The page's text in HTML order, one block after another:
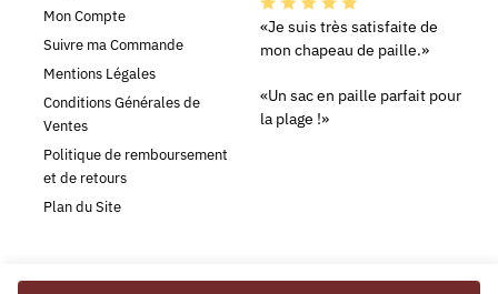
Mon Compte
Suivre ma Commande
Mentions Légales
Conditions Générales de
Ventes
Politique de remboursement
et de retours
Plan du Site
«Je suis très satisfaite de
mon chapeau de paille.»
«Un sac en paille parfait pour
la plage !»